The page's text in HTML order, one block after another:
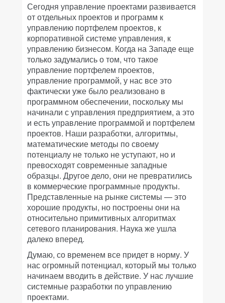
Сегодня управление проектами развивается
от отдельных проектов и программ к
управлению портфелем проектов, к
корпоративной системе управления, к
управлению бизнесом. Когда на Западе еще
только задумались о том, что такое
управление портфелем проектов,
управление программой, у нас все это
фактически уже было реализовано в
программном обеспечении, поскольку мы
начинали с управления предприятием, а это
и есть управление программой и портфелем
проектов. Наши разработки, алгоритмы,
математические методы по своему
потенциалу не только не уступают, но и
превосходят современные западные
образцы. Другое дело, они не превратились
в коммерческие программные продукты.
Представленные на рынке системы — это
хорошие продукты, но построены они на
относительно примитивных алгоритмах
сетевого планирования. Наука же ушла
далеко вперед.
Думаю, со временем все придет в норму. У
нас огромный потенциал, который мы только
начинаем вводить в действие. У нас лучшие
системные разработки по управлению
проектами.